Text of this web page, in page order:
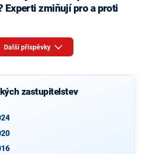
Experti zmiňují pro a proti
Další příspěvky
zastupitelstev